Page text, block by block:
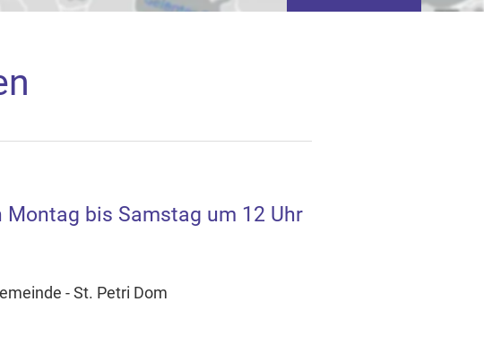
beim Aktivieren von
und profilbasierter Werbung.
bis Samstag um 12 Uhr
- St. Petri Dom